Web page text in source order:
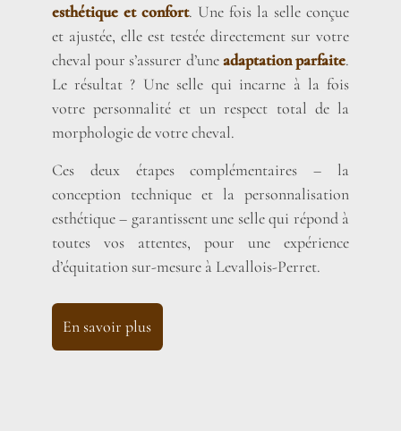
esthétique et confort. Une fois la selle conçue
et ajustée, elle est testée directement sur votre
cheval pour s’assurer d’uneadaptation parfaite.
Le résultat ? Une selle qui incarne à la fois
votre personnalité et un respect total de la
morphologie de votre cheval.
Ces deux étapes complémentaires – la
conception technique et la personnalisation
esthétique – garantissent une selle qui répond à
toutes vos attentes, pour une expérience
d’équitation sur-mesure à Levallois-Perret.
En savoir plus